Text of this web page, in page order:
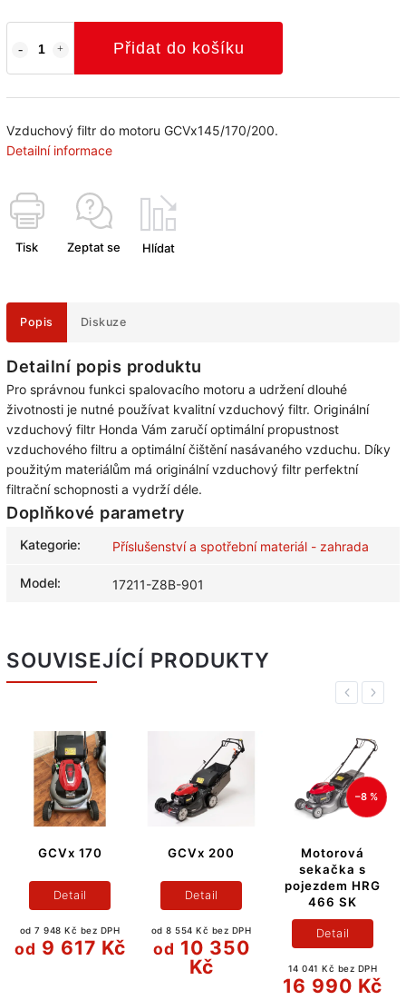
Přidat do košíku
Vzduchový filtr do motoru GCVx145/170/200.
Detailní informace
Tisk Zeptat se Hlídat
Popis Diskuze
Detailní popis produktu
Pro správnou funkci spalovacího motoru a udržení dlouhé
životnosti je nutné používat kvalitní vzduchový filtr. Originální
vzduchový filtr Honda Vám zaručí optimální propustnost
vzduchového filtru a optimální čištění nasávaného vzduchu. Díky
použitým materiálům má originální vzduchový filtr perfektní
filtrační schopnosti a vydrží déle.
Doplňkové parametry
Kategorie: Příslušenství a spotřební materiál - zahrada
Model: 17211-Z8B-901
SOUVISEJÍCÍ PRODUKTY
Previous
GCVx 170
od 7 948 Kč bez DPH
od 9 617 Kč
Detail
GCVx 200
od 8 554 Kč bez DPH
od 10 350
Kč
Detail
–8 %
Motorová
sekačka s
pojezdem HRG
466 SK
14 041 Kč bez DPH
16 990 Kč
Detail
Next